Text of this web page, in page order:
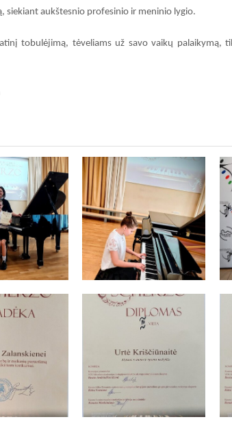
siekiant aukštesnio profesinio ir meninio lygio.
tobulėjimą, tėveliams už savo vaikų palaikymą,